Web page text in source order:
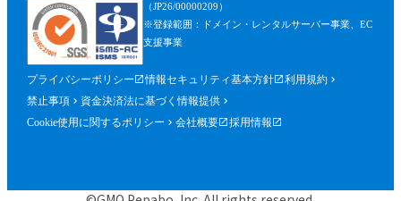
（JP26/00000209）
※登録範囲：ドメイン・レンタルサーバー事業、EC
支援事業
プライバシーポリシー 情報セキュリティ基本方針
利用規約
禁止事項
資金決済法に基づく情報提供
Cookie使用に関するポリシー
会社概要 採用情報